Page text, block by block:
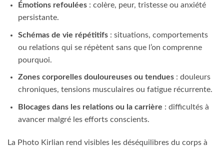
Émotions refoulées: colère, peur, tristesse ou anxiété
persistante.
Schémas de vie répétitifs: situations, comportements
ou relations qui se répètent sans que l’on comprenne
pourquoi.
Zones corporelles douloureuses ou tendues: douleurs
chroniques, tensions musculaires ou fatigue récurrente.
Blocages dans les relations ou la carrière : difficultés à
avancer malgré les efforts conscients.
La Photo Kirlian rend visibles les déséquilibres du corps à